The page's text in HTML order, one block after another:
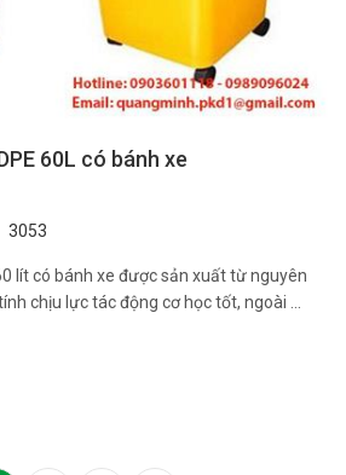
60L có bánh xe
3053
lít có bánh xe được sản xuất từ nguyên
chịu lực tác động cơ học tốt, ngoài ...